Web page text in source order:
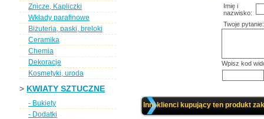
Znicze, Kapliczki
Wkłady parafinowe
Biżuteria, paski, breloki
Ceramika
Chemia
Dekoracje
Kosmetyki, uroda
> KWIATY SZTUCZNE
- Bukiety
- Dodatki
Imię i
nazwisko:
Twoje pytanie:
Wpisz kod
Inni klienci kupujący ten produkt